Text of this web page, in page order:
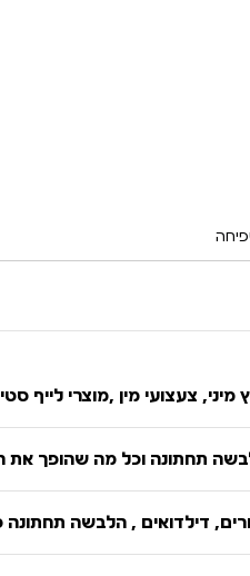
מיני, צעצועי מין ,מוצרי לייף
תחתונה וכל מה שהופך את
דילדואים , הלבשה תחתונה